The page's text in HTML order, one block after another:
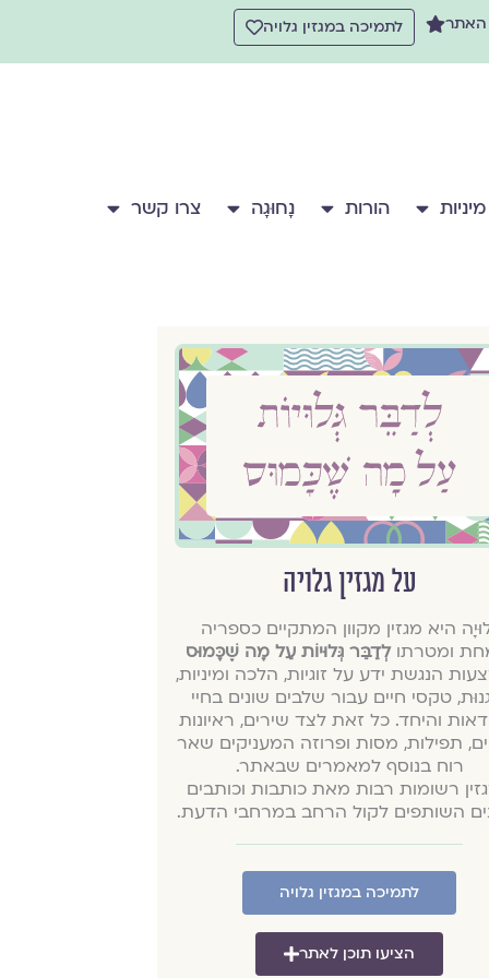
האתר לתמיכה במגזין גלויה
מיניות הורות נָחוּגָה צרו קשר
על מגזין גלויה
היא מגזין מקוון המתקיים כספריה
ומטרתולְדַבֵּר גְּלוּיוֹת עַל מָה שֶׁכָּמוּס
הנגשת ידע על זוגיות, הלכה ומיניות,
טקסי חיים עבור שלבים שונים בחיי
והיחד. כל זאת לצד שירים, ראיונות
תפילות, מסות ופרוזה המעניקים שאר
רוח בנוסף למאמרים שבאתר.
רשומות רבות מאת כותבות וכותבים
השותפים לקול הרחב במרחבי הדעת.
לתמיכה במגזין גלויה
הציעו תוכן לאתר